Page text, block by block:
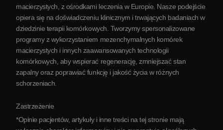
Partnerstwo
Skontaktuj się z nami
macierzystych, z ośrodkami leczenia w Europie. Nasze podejście
opiera się na doświadczeniu klinicznym i trwających badaniach w
dziedzinie terapii komórkowych. Tworzymy spersonalizowane
programy z wykorzystaniem mezenchymalnych komórek
macierzystych i innych zaawansowanych technologii
komórkowych, aby wspierać regenerację, zmniejszać stan
zapalny oraz poprawiać funkcję i jakość życia w różnych
schorzeniach.
Zastrzeżenie
*Opinie pacjentów, artykuły i inne treści na tej stronie mają